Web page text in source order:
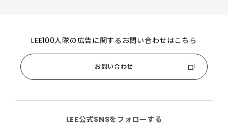
LEE100人隊の広告に関するお問い合わせはこちら
お問い合わせ
LEE公式SNSをフォローする